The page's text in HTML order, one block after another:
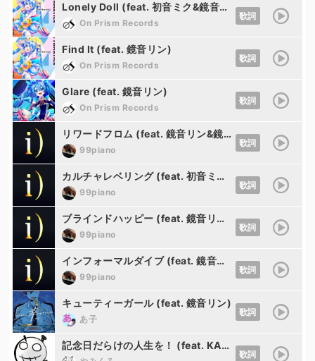
Lonely Doll (feat. 初音ミク&鏡音リン)
On Prism Records
歌詞
Find It (feat. 鏡音リン)
On Prism Records
歌詞
Glare (feat. 鏡音リン)
On Prism Records
歌詞
リワードフロム (feat. 鏡音リン&鏡音レン)
99piano
歌詞
カルチャレベリング (feat. 初音ミク&鏡音リン)
99piano
歌詞
ブラインドハッピー (feat. 鏡音リン&知声)
99piano
歌詞
インフォーマルダイブ (feat. 鏡音リン)
99piano
歌詞
キューティーガール (feat. 鏡音リン)
あ子
歌詞
記念日だらけの人生を！ (feat. KAITO&MEIKO&初音ミク&鏡音リン&鏡音レン&巡音ルカ)
歌詞